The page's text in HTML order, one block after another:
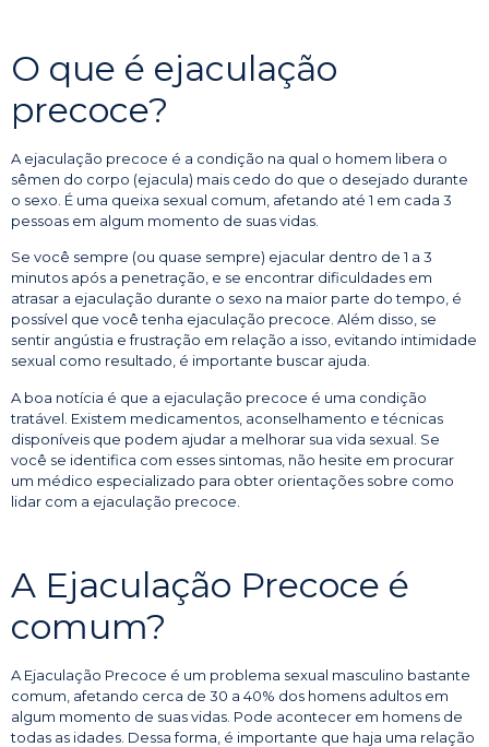
O que é ejaculação
precoce?
A ejaculação precoce é a condição na qual o homem libera o
sêmen do corpo (ejacula) mais cedo do que o desejado durante
o sexo. É uma queixa sexual comum, afetando até 1 em cada 3
pessoas em algum momento de suas vidas.
Se você sempre (ou quase sempre) ejacular dentro de 1 a 3
minutos após a penetração, e se encontrar dificuldades em
atrasar a ejaculação durante o sexo na maior parte do tempo, é
possível que você tenha ejaculação precoce. Além disso, se
sentir angústia e frustração em relação a isso, evitando intimidade
sexual como resultado, é importante buscar ajuda.
A boa notícia é que a ejaculação precoce é uma condição
tratável. Existem medicamentos, aconselhamento e técnicas
disponíveis que podem ajudar a melhorar sua vida sexual. Se
você se identifica com esses sintomas, não hesite em procurar
um médico especializado para obter orientações sobre como
lidar com a ejaculação precoce.
A Ejaculação Precoce é
comum?
A Ejaculação Precoce é um problema sexual masculino bastante
comum, afetando cerca de 30 a 40% dos homens adultos em
algum momento de suas vidas. Pode acontecer em homens de
todas as idades. Dessa forma, é importante que haja uma relação